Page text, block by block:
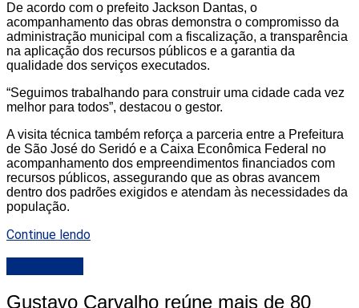
De acordo com o prefeito Jackson Dantas, o
acompanhamento das obras demonstra o compromisso da
administração municipal com a fiscalização, a transparência
na aplicação dos recursos públicos e a garantia da
qualidade dos serviços executados.
“Seguimos trabalhando para construir uma cidade cada vez
melhor para todos”, destacou o gestor.
A visita técnica também reforça a parceria entre a Prefeitura
de São José do Seridó e a Caixa Econômica Federal no
acompanhamento dos empreendimentos financiados com
recursos públicos, assegurando que as obras avancem
dentro dos padrões exigidos e atendam às necessidades da
população.
Continue lendo
Gustavo Carvalho reúne mais de 80